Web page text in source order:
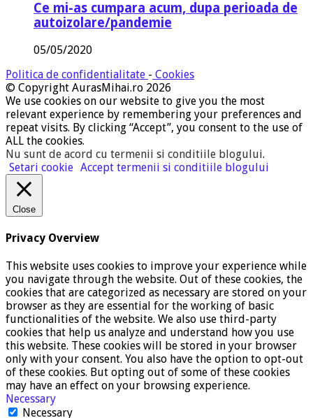
Ce mi-as cumpara acum, dupa perioada de
autoizolare/pandemie
05/05/2020
Politica de confidentialitate - Cookies
© Copyright AurasMihai.ro 2026
We use cookies on our website to give you the most
relevant experience by remembering your preferences and
repeat visits. By clicking “Accept”, you consent to the use of
ALL the cookies.
Nu sunt de acord cu termenii si conditiile blogului.
Setari cookie Accept termenii si conditiile blogului
Close
Privacy Overview
This website uses cookies to improve your experience while
you navigate through the website. Out of these cookies, the
cookies that are categorized as necessary are stored on your
browser as they are essential for the working of basic
functionalities of the website. We also use third-party
cookies that help us analyze and understand how you use
this website. These cookies will be stored in your browser
only with your consent. You also have the option to opt-out
of these cookies. But opting out of some of these cookies
may have an effect on your browsing experience.
Necessary
Necessary